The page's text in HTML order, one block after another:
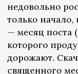
недовольно
только
— месяц поста
которого
дорожают.
священного